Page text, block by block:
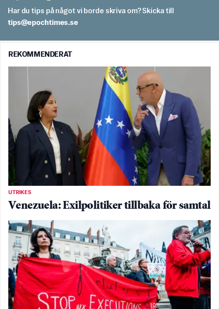
Har du tips på något vi borde skriva om? Skicka till
es.semithcope@spit
REKOMMENDERAT
UTRIKES
Venezuela: Exilpolitiker tillbaka för samtal